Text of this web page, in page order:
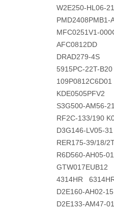
W2E250-HL06-21
PMD2408PMB1-
MFC0251V1-
AFC0812DD
DRAD279-4S
5915PC-22T-B20
109P0812C6D01
KDE0505PFV2
S3G500-AM56-
RF2C-133/190
D3G146-LV05-31
RER175-39/18/
R6D560-AH05-01
GTW017EUB12
4314HR
D2E160-AH02-15
D2E133-AM47-